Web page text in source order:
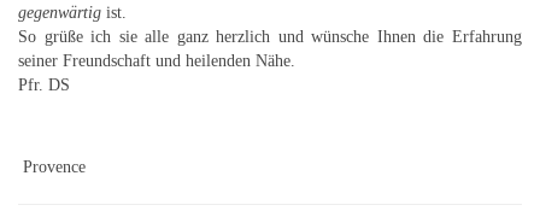
gegenwärtig ist.
So grüße ich sie alle ganz herzlich und wünsche Ihnen die Erfahrung
seiner Freundschaft und heilenden Nähe.
Pfr. DS
Provence